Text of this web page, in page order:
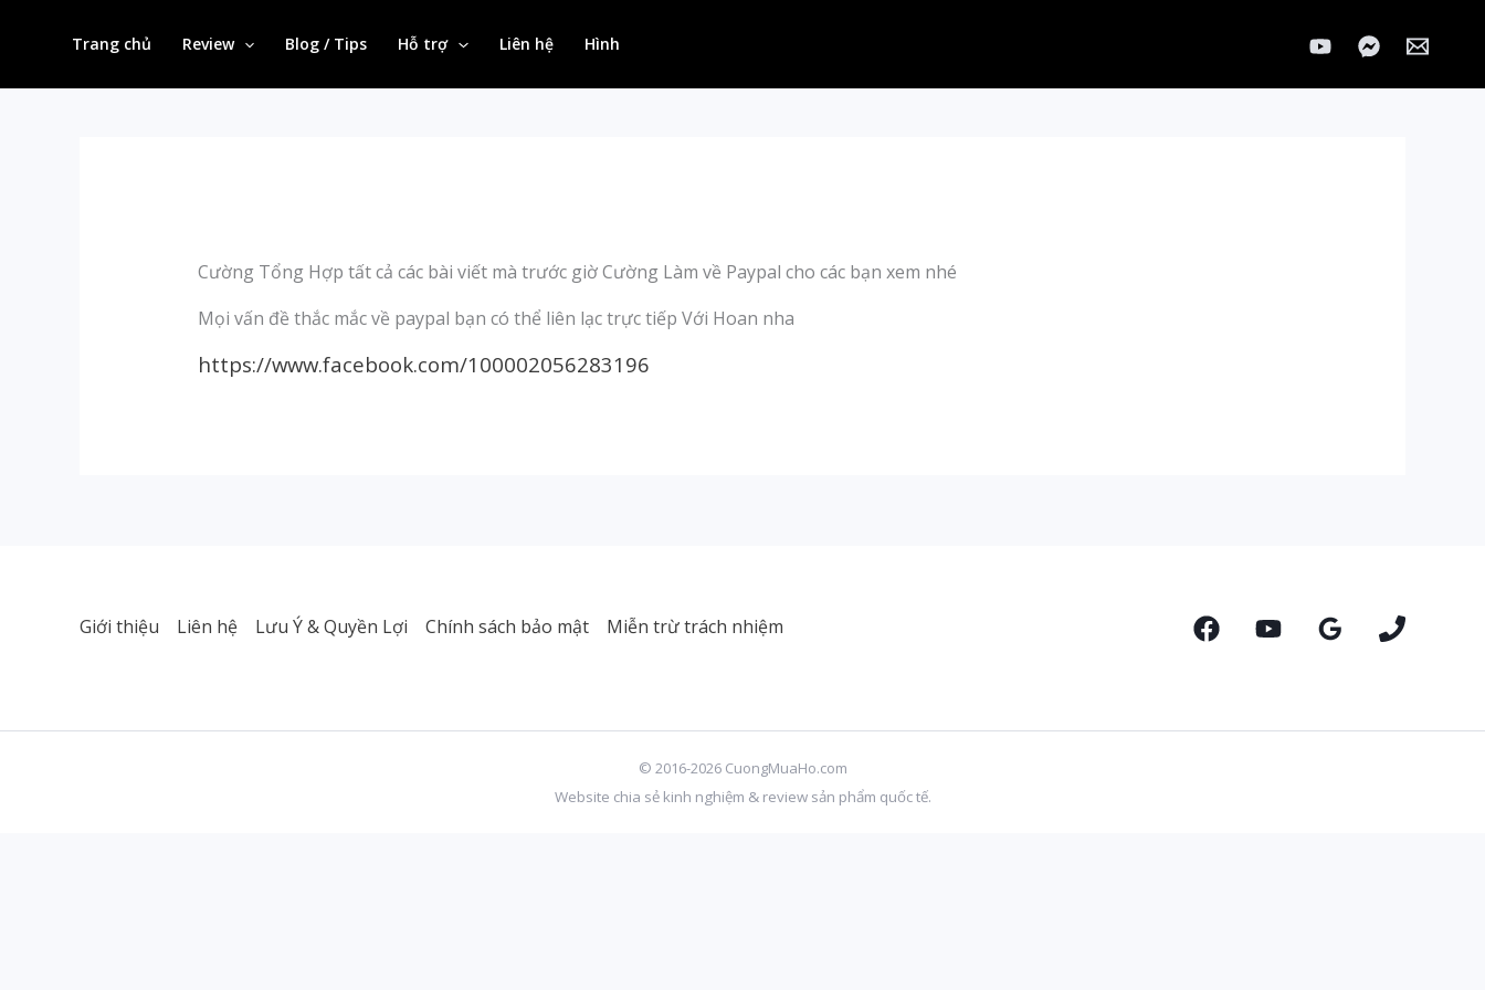
Trang chủ Review Blog / Tips Hỗ trợ Liên hệ Hình
Cường Tổng Hợp tất cả các bài viết mà trước giờ Cường Làm về Paypal cho các bạn xem nhé
Mọi vấn đề thắc mắc về paypal bạn có thể liên lạc trực tiếp Với Hoan nha
https://www.facebook.com/100002056283196
Giới thiệu Liên hệ Lưu Ý & Quyền Lợi Chính sách bảo mật Miễn trừ trách nhiệm
© 2016-2026 CuongMuaHo.com
Website chia sẻ kinh nghiệm & review sản phẩm quốc tế.